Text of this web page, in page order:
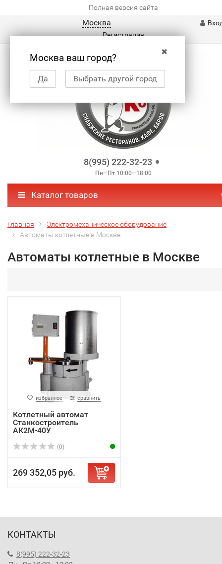
Полная версия сайта
Москва
✖
Москва ваш город?
Да Выбрать другой город
Регистрация
8(995) 222-32-23
Пн—Пт 10:00—18:00
Каталог товаров
Главная
Электромеханическое оборудование
Автоматы котлетные в Москве
Автоматы котлетные в Москве
избранное сравнить
Котлетный автомат
Станкостроитель
АК2М-40У
(0)
269 352,05 руб.
КОНТАКТЫ
8(995) 222-32-23